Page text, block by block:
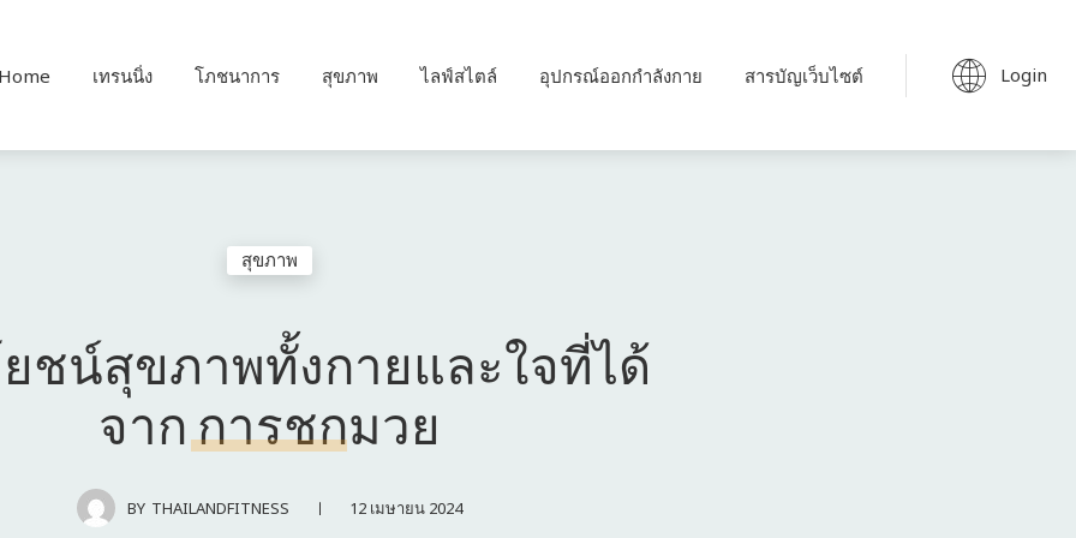
เทรนนิ่ง โภชนาการ สุขภาพ ไลฟ์สไตล์ อุปกรณ์ออกกำลังกาย สารบัญเว็บไซต์ Login
สุขภาพ
ชน์สุขภาพทั้งกายและใจที่ได้
จาก การชกมวย
BY THAILANDFITNESS 12 เมษายน 2024